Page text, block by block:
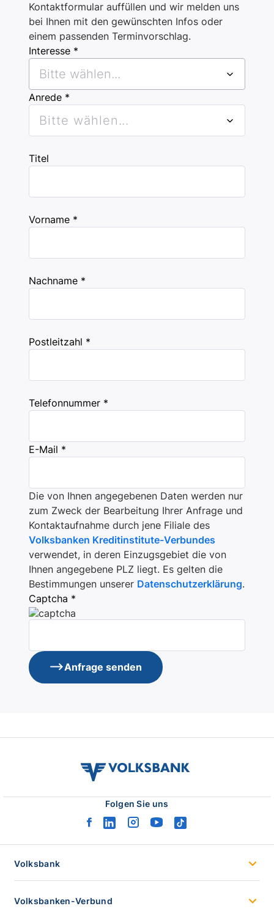
Kontaktformular auffüllen und wir melden uns
bei Ihnen mit den gewünschten Infos oder
einem passenden Terminvorschlag.
Interesse *
Bitte wählen...
Anrede *
Bitte wählen...
Titel
Vorname *
Nachname *
Postleitzahl *
Telefonnummer *
E-Mail *
Die von Ihnen angegebenen Daten werden nur
zum Zweck der Bearbeitung Ihrer Anfrage und
Kontaktaufnahme durch jene Filiale des
Volksbanken Kreditinstitute-Verbundes
verwendet, in deren Einzugsgebiet die von
Ihnen angegebene PLZ liegt. Es gelten die
Bestimmungen unserer Datenschutzerklärung.
Captcha *
Anfrage senden
volksbank
Folgen Sie uns
facebook
linkedininstagram
youtubetiktok
Volksbank
Volksbanken-Verbund